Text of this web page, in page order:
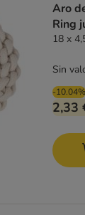
Aro
Ring
18 x
-10.04%
2,33
Sin